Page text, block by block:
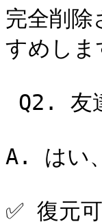
完全削
すめしま
A. はい
✅ 復元